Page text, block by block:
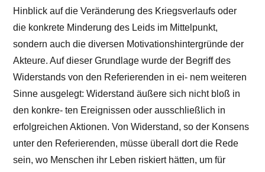
Hinblick auf die Veränderung des Kriegsverlaufs oder
die konkrete Minderung des Leids im Mittelpunkt,
sondern auch die diversen Motivationshintergründe der
Akteure. Auf dieser Grundlage wurde der Begriff des
Widerstands von den Referierenden in ei- nem weiteren
Sinne ausgelegt: Widerstand äußere sich nicht bloß in
den konkre- ten Ereignissen oder ausschließlich in
erfolgreichen Aktionen. Von Widerstand, so der Konsens
unter den Referierenden, müsse überall dort die Rede
sein, wo Menschen ihr Leben riskiert hätten, um für